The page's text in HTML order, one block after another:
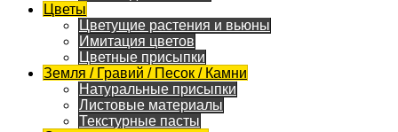
Цветы
Цветущие растения и вьюны
Имитация цветов
Цветные присыпки
Земля / Гравий / Песок / Камни
Натуральные присыпки
Листовые материалы
Текстурные пасты